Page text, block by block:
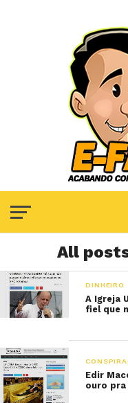
All
DINHEIRO
A Igreja
fiel que
Edir
ouro pra